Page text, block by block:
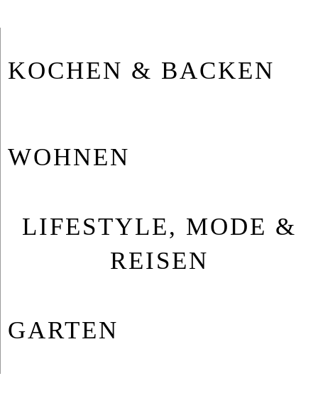
KO­CHEN & BA­CKEN
WOH­NEN
LIFESTYLE, MODE &
REISEN
GAR­TEN